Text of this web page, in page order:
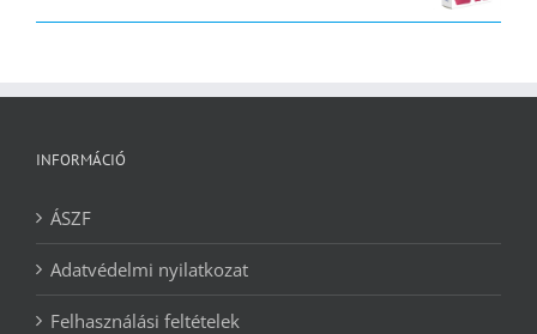
INFORMÁCIÓ
ÁSZF
Adatvédelmi nyilatkozat
Felhasználási feltételek